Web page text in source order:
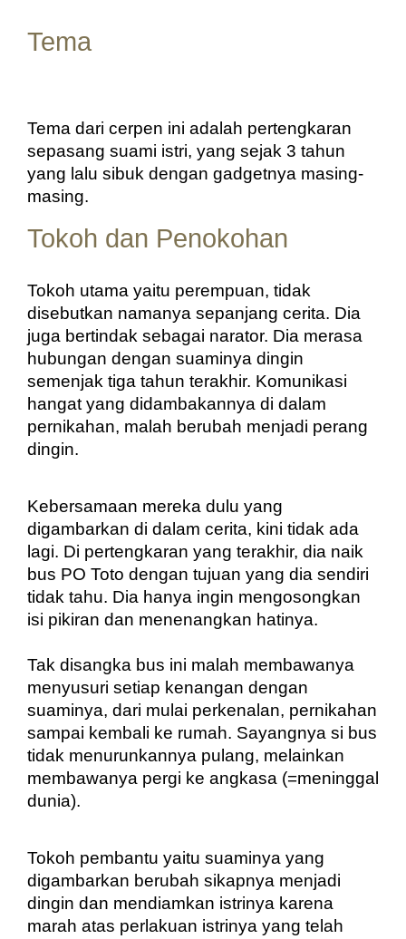
Tema
Tema dari cerpen ini adalah pertengkaran
sepasang suami istri, yang sejak 3 tahun
yang lalu sibuk dengan gadgetnya masing-
masing.
Tokoh dan Penokohan
Tokoh utama yaitu perempuan, tidak
disebutkan namanya sepanjang cerita. Dia
juga bertindak sebagai narator. Dia merasa
hubungan dengan suaminya dingin
semenjak tiga tahun terakhir. Komunikasi
hangat yang didambakannya di dalam
pernikahan, malah berubah menjadi perang
dingin.
Kebersamaan mereka dulu yang
digambarkan di dalam cerita, kini tidak ada
lagi. Di pertengkaran yang terakhir, dia naik
bus PO Toto dengan tujuan yang dia sendiri
tidak tahu. Dia hanya ingin mengosongkan
isi pikiran dan menenangkan hatinya.
Tak disangka bus ini malah membawanya
menyusuri setiap kenangan dengan
suaminya, dari mulai perkenalan, pernikahan
sampai kembali ke rumah. Sayangnya si bus
tidak menurunkannya pulang, melainkan
membawanya pergi ke angkasa (=meninggal
dunia).
Tokoh pembantu yaitu suaminya yang
digambarkan berubah sikapnya menjadi
dingin dan mendiamkan istrinya karena
marah atas perlakuan istrinya yang telah